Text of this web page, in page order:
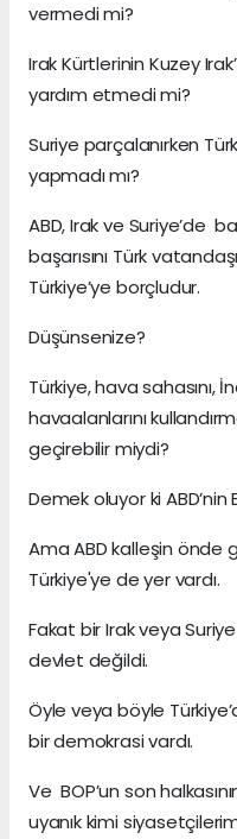
vermedi mi?
Irak Kürtlerinin Kuzey
yardım etmedi mi?
Suriye parçalanırken
yapmadı mı?
ABD, Irak ve Suriye’de
başarısını Türk
Türkiye’ye borçludur.
Düşünsenize?
Türkiye, hava sahasını,
havaalanlarını
geçirebilir miydi?
Demek oluyor ki
Ama ABD kalleşin önde
Türkiye'ye de yer vardı.
Fakat bir Irak veya
devlet değildi.
Öyle veya böyle
bir demokrasi vardı.
Ve BOP’un son
uyanık kimi